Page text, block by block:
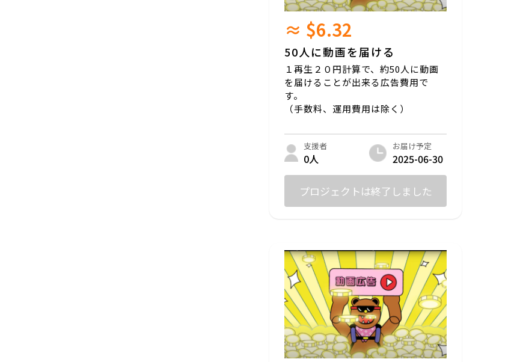
≈ $6.32
50人に動画を届ける
１再生２０円計算で、約50人に動画
を届けることが出来る広告費用で
す。
（手数料、運用費用は除く）
支援者
0人
お届け予定
2025-06-30
プロジェクトは終了しました